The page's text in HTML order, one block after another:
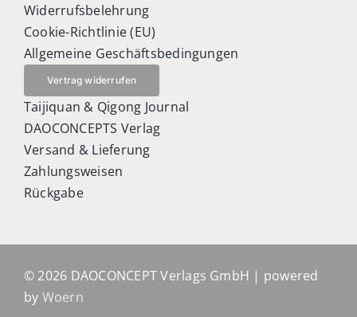
Widerrufsbelehrung
Cookie-Richtlinie (EU)
Allgemeine Geschäftsbedingungen
Vertrag widerrufen
Taijiquan & Qigong Journal
DAOCONCEPTS Verlag
Versand & Lieferung
Zahlungsweisen
Rückgabe
© 2026 DAOCONCEPT Verlags GmbH | powered
by Woern